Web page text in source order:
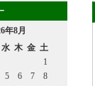
年8月
水 木 金 土
1
5 6 7
8